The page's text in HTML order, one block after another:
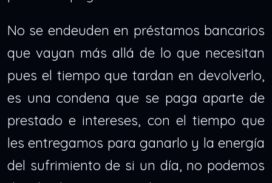
No se endeuden en préstamos bancarios
que vayan más allá de lo que necesitan
pues el tiempo que tardan en devolverlo,
es una condena que se paga aparte de
prestado e intereses, con el tiempo que
les entregamos para ganarlo y la energía
del sufrimiento de si un día, no podemos